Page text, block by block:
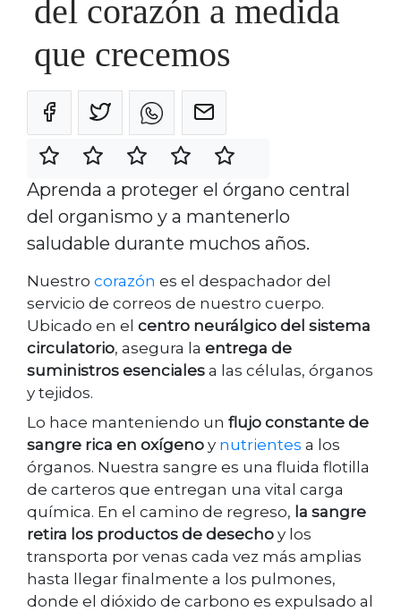
del corazón a medida
que crecemos
Aprenda a proteger el órgano central
del organismo y a mantenerlo
saludable durante muchos años.
Nuestro corazón es el despachador del
servicio de correos de nuestro cuerpo.
Ubicado en el centro neurálgico del sistema
circulatorio, asegura la entrega de
suministros esenciales a las células, órganos
y tejidos.
Lo hace manteniendo un flujo constante de
sangre rica en oxígeno y nutrientes a los
órganos. Nuestra sangre es una fluida flotilla
de carteros que entregan una vital carga
química. En el camino de regreso, la sangre
retira los productos de desecho y los
transporta por venas cada vez más amplias
hasta llegar finalmente a los pulmones,
donde el dióxido de carbono es expulsado al